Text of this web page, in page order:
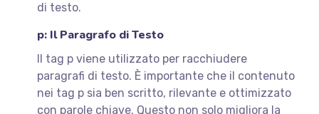
di testo.
p: Il Paragrafo di Testo
Il tag p viene utilizzato per racchiudere
paragrafi di testo. È importante che il contenuto
nei tag p sia ben scritto, rilevante e ottimizzato
con parole chiave. Questo non solo migliora la